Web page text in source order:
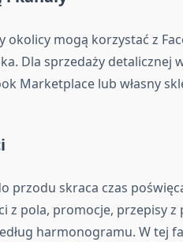
okolicy mogą korzystać z
Dla sprzedaży detalicznej
Marketplace lub własny
przodu skraca czas
z pola, promocje, przepisy
harmonogramu. W tej